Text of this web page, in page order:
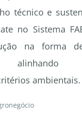
técnico e
no Sistema
na forma
alinhando
ambientais.